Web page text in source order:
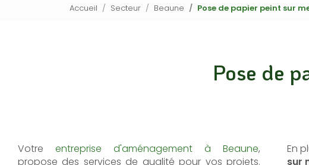
Accueil Secteur Beaune Pose de papier peint sur
Pose de
Votre entreprise d'aménagement à Beaune,
propose des services de qualité pour vos projets.
En
sur